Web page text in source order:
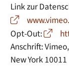
Link zur
Opt-Out:
Anschrift:
New York 10011